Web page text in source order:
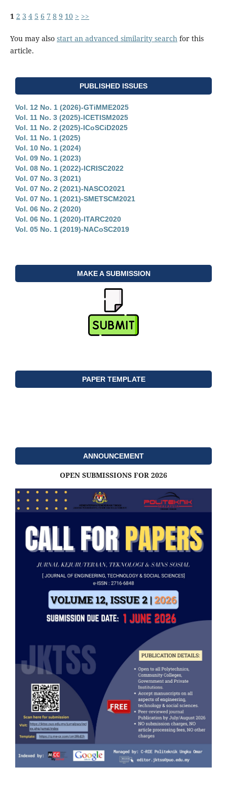
1 2 3 4 5 6 7 8 9 10 > >>
You may also start an advanced similarity searchfor this
article.
PUBLISHED ISSUES
Vol. 12 No. 1 (2026)-GTiMME2025
Vol. 11 No. 3 (2025)-ICETISM2025
Vol. 11 No. 2 (2025)-ICoSCiD2025
Vol. 11 No. 1 (2025)
Vol. 10 No. 1 (2024)
Vol. 09 No. 1 (2023)
Vol. 08 No. 1 (2022)-ICRISC2022
Vol. 07 No. 3 (2021)
Vol. 07 No. 2 (2021)-NASCO2021
Vol. 07 No. 1 (2021)-SMETSCM2021
Vol. 06 No. 2 (2020)
Vol. 06 No. 1 (2020)-ITARC2020
Vol. 05 No. 1 (2019)-NACoSC2019
MAKE A SUBMISSION
PAPER TEMPLATE
ANNOUNCEMENT
OPEN SUBMISSIONS FOR 2026